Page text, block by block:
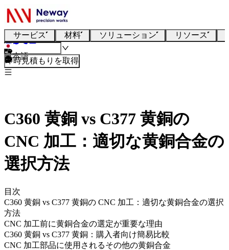
サービス 材料 ソリューション リソース
日本語
即時見積もりを取得
C360 黄銅 vs C377 黄銅の
CNC 加工：適切な黄銅合金の
選択方法
目次
C360 黄銅 vs C377 黄銅の CNC 加工：適切な黄銅合金の選択
方法
CNC 加工前に黄銅合金の選定が重要な理由
C360 黄銅 vs C377 黄銅：購入者向け簡易比較
CNC 加工部品に使用されるその他の黄銅合金